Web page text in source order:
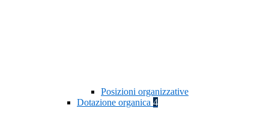
Posizioni organizzative
Dotazione organica 4